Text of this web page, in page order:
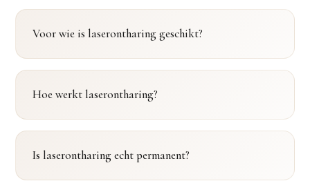
Voor wie is laserontharing geschikt?
Hoe werkt laserontharing?
Is laserontharing echt permanent?